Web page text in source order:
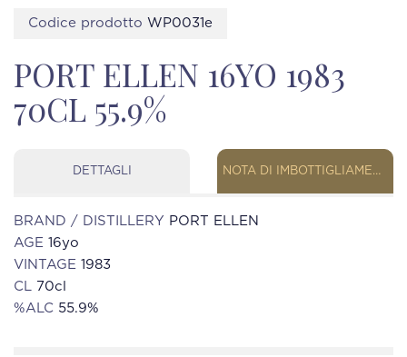
Codice prodotto WP0031e
PORT ELLEN 16YO 1983
70CL 55.9%
DETTAGLI NOTA DI IMBOTTIGLIAMENTO
BRAND / DISTILLERY PORT ELLEN
AGE 16yo
VINTAGE 1983
CL 70cl
%ALC 55.9%